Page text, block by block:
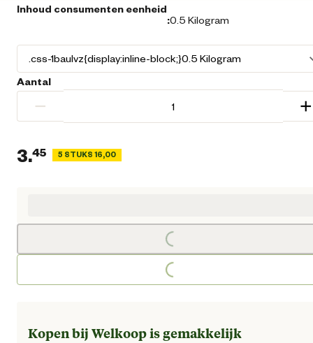
Inhoud consumenten eenheid
:0.5 Kilogram
Aantal
− +
3.45 5 STUKS 16,00
Loading...
Loading...
Kopen bij Welkoop is gemakkelijk